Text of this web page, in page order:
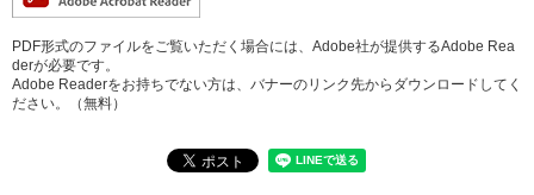
PDF形式のファイルをご覧いただく場合には、Adobe社が提供するAdobe Rea
derが必要です。
Adobe Readerをお持ちでない方は、バナーのリンク先からダウンロードしてく
ださい。（無料）